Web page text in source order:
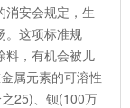
消安会规定，生
。这项标准规
料，有机会被儿
属元素的可溶性
25)、钡(100万